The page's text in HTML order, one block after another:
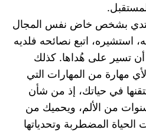
بشخص خاض نفس المجال
استشيره، اتبع نصائحه فلديه
تسير على هُداها. كذلك
مهارة من المهارات التي
في حياتك، إذ من شأن
من الألم، ويحميك من
المضطربة وتحدياتها